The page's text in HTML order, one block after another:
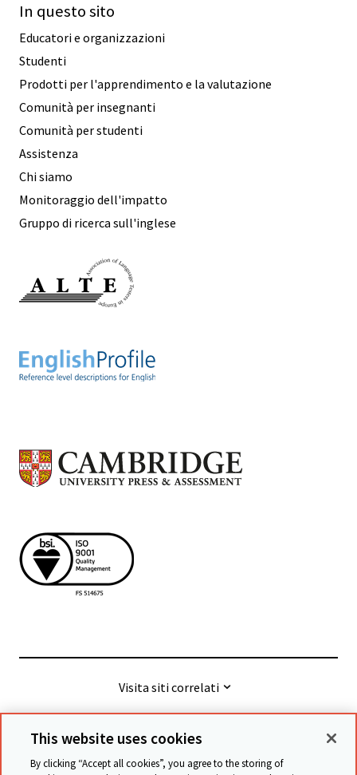
In questo sito
Educatori e organizzazioni
Studenti
Prodotti per l'apprendimento e la valutazione
Comunità per insegnanti
Comunità per studenti
Assistenza
Chi siamo
Monitoraggio dell'impatto
Gruppo di ricerca sull'inglese
Visita siti correlati
© Cambridge University Press & Assessment
This website uses cookies
By clicking “Accept all cookies”, you agree to the storing of